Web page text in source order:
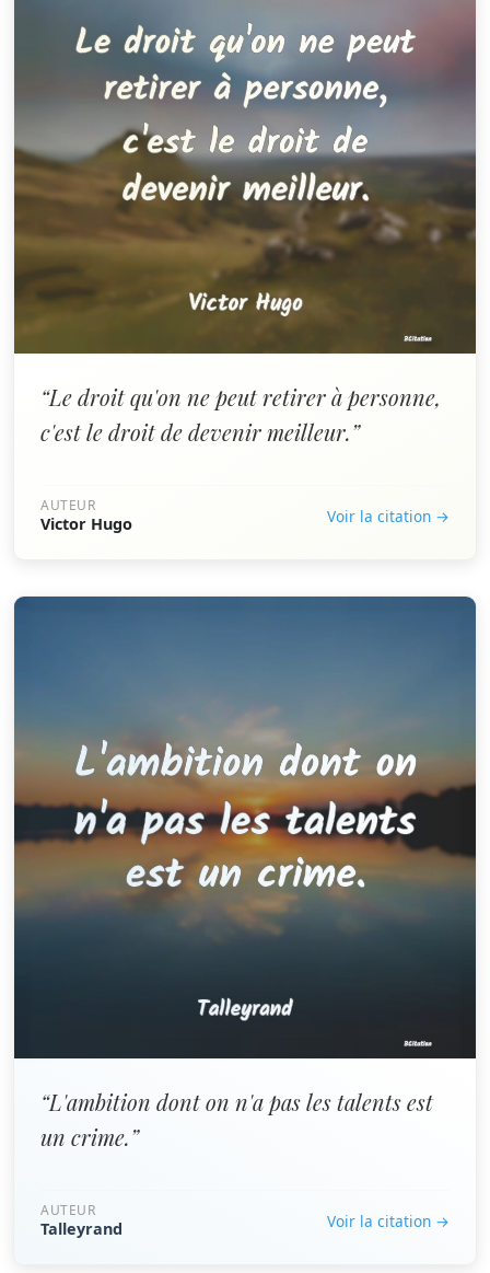
“Le droit qu'on ne peut retirer à personne,
c'est le droit de devenir meilleur.”
AUTEUR
Victor Hugo Voir la citation →
“L'ambition dont on n'a pas les talents est
un crime.”
AUTEUR
Talleyrand Voir la citation →